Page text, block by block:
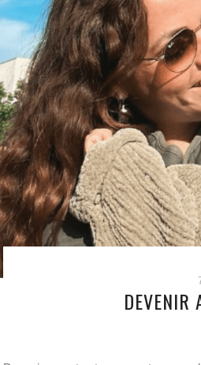
DEVENIR